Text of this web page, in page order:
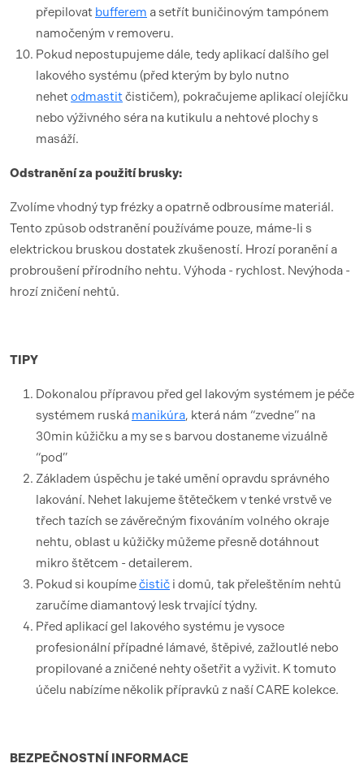
přepilovat bufferem a setřít buničinovým tampónem
namočeným v removeru.
Pokud nepostupujeme dále, tedy aplikací dalšího gel
lakového systému (před kterým by bylo nutno
nehetodmastitčističem), pokračujeme aplikací olejíčku
nebo výživného séra na kutikulu a nehtové plochy s
masáží.
Odstranění za použití brusky:
Zvolíme vhodný typ frézky a opatrně odbrousíme materiál.
Tento způsob odstranění používáme pouze, máme-li s
elektrickou bruskou dostatek zkušeností. Hrozí poranění a
probroušení přírodního nehtu. Výhoda - rychlost. Nevýhoda -
hrozí zničení nehtů.
TIPY
Dokonalou přípravou před gel lakovým systémem je péče
systémem ruská manikúra, která nám “zvedne” na
30min kůžičku a my se s barvou dostaneme vizuálně
“pod”
Základem úspěchu je také umění opravdu správného
lakování. Nehet lakujeme štětečkem v tenké vrstvě ve
třech tazích se závěrečným fixováním volného okraje
nehtu, oblast u kůžičky můžeme přesně dotáhnout
mikro štětcem - detailerem.
Pokud si koupímečistič i domů, tak přeleštěním nehtů
zaručíme diamantový lesk trvající týdny.
Před aplikací gel lakového systému je vysoce
profesionální případné lámavé, štěpivé, zažloutlé nebo
propilované a zničené nehty ošetřit a vyživit. K tomuto
účelu nabízíme několik přípravků z naší CARE kolekce.
BEZPEČNOSTNÍ INFORMACE